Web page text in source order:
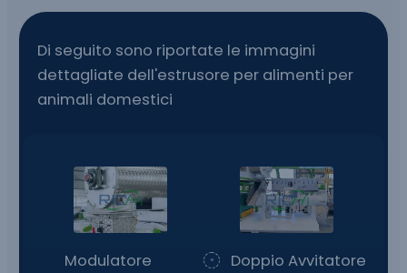
Di seguito sono riportate le immagini
dettagliate dell'estrusore per alimenti per
animali domestici
Modulatore
Doppio Avvitatore